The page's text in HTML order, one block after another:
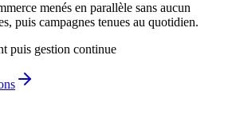
menés en parallèle sans aucun
puis campagnes tenues au quotidien.
puis gestion continue